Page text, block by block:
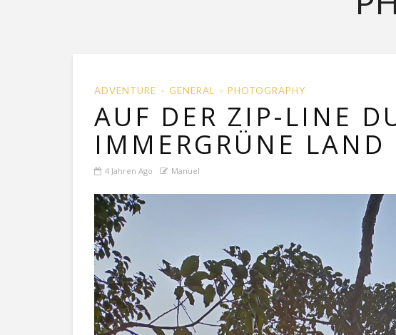
ADVENTURE GENERAL PHOTOGRAPHY
AUF DER ZIP-LINE
IMMERGRÜNE LAND
4 Jahren Ago Manuel